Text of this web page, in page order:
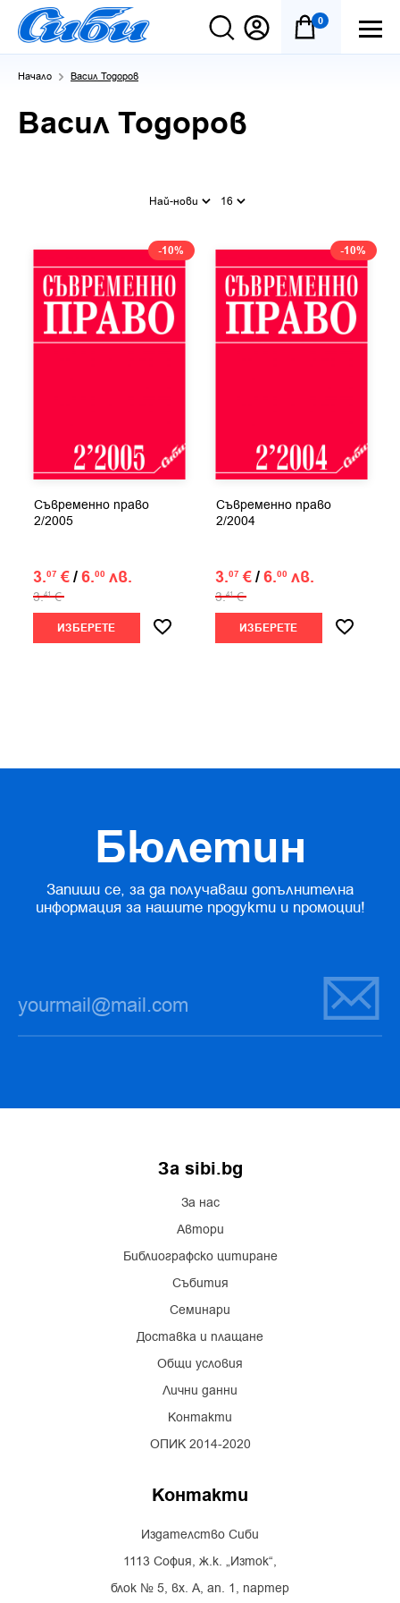
0
Начало Васил Тодоров
Васил Тодоров
Най-нови 16
-10%
Съвременно право
2/2005
3.07 €/6.00 лв.
3.41 €
ИЗБЕРЕТЕ
-10%
Съвременно право
2/2004
3.07 €/6.00 лв.
3.41 €
ИЗБЕРЕТЕ
Бюлетин
Запиши се, за да получаваш допълнителна
информация за нашите продукти и промоции!
За sibi.bg
За нас
Автори
Библиографско цитиране
Събития
Семинари
Доставка и плащане
Общи условия
Лични данни
Контакти
ОПИК 2014-2020
Контакти
Издателство Сиби
1113 София, ж.к. „Изток“,
блок № 5, вх. А, ап. 1, партер